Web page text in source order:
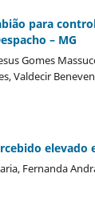
para
– MG
Gomes
Valdecir
Fernanda